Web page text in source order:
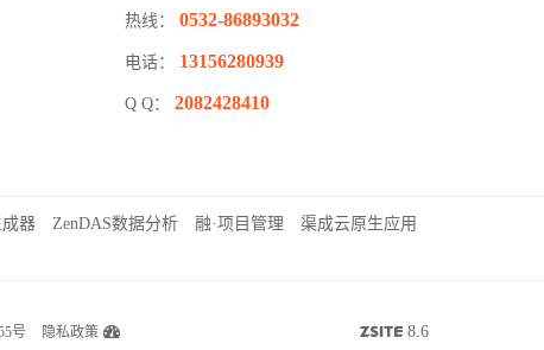
热线：0532-86893032
电话： 13156280939
Q Q：2082428410
成器 ZenDAS数据分析 融·项目管理
渠成云原生应用
号 隐私政策 8.6